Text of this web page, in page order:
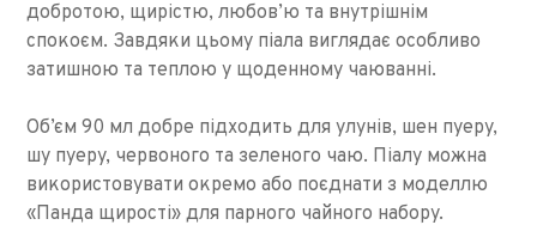
добротою, щирістю, любов’ю та внутрішнім
спокоєм. Завдяки цьому піала виглядає особливо
затишною та теплою у щоденному чаюванні.
Об’єм 90 мл добре підходить для улунів, шен пуеру,
шу пуеру, червоного та зеленого чаю. Піалу можна
використовувати окремо або поєднати з моделлю
«Панда щирості» для парного чайного набору.